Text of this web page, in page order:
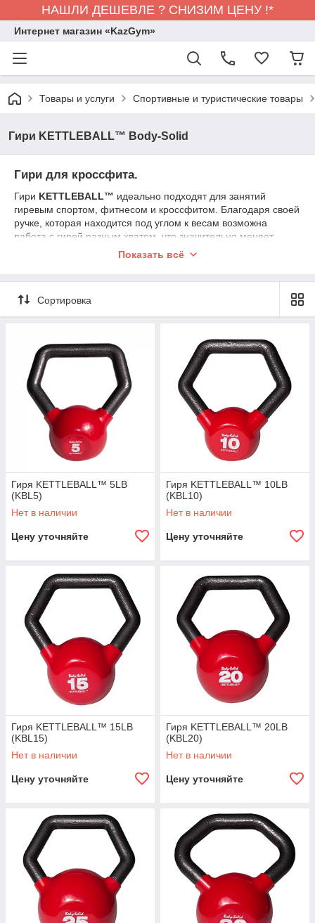
НАШЛИ ДЕШЕВЛЕ ? СНИЗИМ ЦЕНУ !*
Интернет магазин «KazGym»
Товары и услуги Спортивные и туристические товары
Гири KETTLEBALL™ Body-Solid
Гири для кроссфита.
Гири KETTLEBALL™ идеально подходят для занятий
гиревым спортом, фитнесом и кроссфитом. Благодаря своей
ручке, которая находится под углом к весам возможна
работа с гирей разным хватом, что значительно меняет
ощущение от нагрузки и вносит разнообразие в
Показать всё
Сортировка
Гиря KETTLEBALL™ 5LB
(KBL5)
Нет в наличии
Цену уточняйте
Гиря KETTLEBALL™ 10LB
(KBL10)
Нет в наличии
Цену уточняйте
Гиря KETTLEBALL™ 15LB
(KBL15)
Нет в наличии
Цену уточняйте
Гиря KETTLEBALL™ 20LB
(KBL20)
Нет в наличии
Цену уточняйте